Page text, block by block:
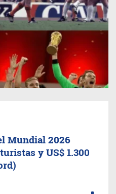
Mundial 2026
y US$ 1.300